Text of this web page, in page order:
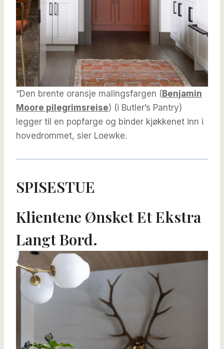
“Den brente oransje malingsfargen ( Benjamin
Moore pilegrimsreise) (i Butler’s Pantry)
legger til en popfarge og binder kjøkkenet inn i
hovedrommet, sier Loewke.
SPISESTUE
Klientene Ønsket Et Ekstra
Langt Bord.